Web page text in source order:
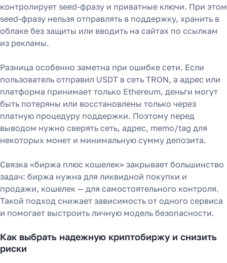
контролирует seed-фразу и приватные ключи. При этом
seed-фразу нельзя отправлять в поддержку, хранить в
облаке без защиты или вводить на сайтах по ссылкам
из рекламы.
Разница особенно заметна при ошибке сети. Если
пользователь отправил USDT в сеть TRON, а адрес или
платформа принимает только Ethereum, деньги могут
быть потеряны или восстановлены только через
платную процедуру поддержки. Поэтому перед
выводом нужно сверять сеть, адрес, memo/tag для
некоторых монет и минимальную сумму депозита.
Связка «биржа плюс кошелек» закрывает большинство
задач: биржа нужна для ликвидной покупки и
продажи, кошелек — для самостоятельного контроля.
Такой подход снижает зависимость от одного сервиса
и помогает выстроить личную модель безопасности.
Как выбрать надежную криптобиржу и снизить
риски
Рассказали, почему банки
уступили место платёжным
агентам в 2025 году
Узнать